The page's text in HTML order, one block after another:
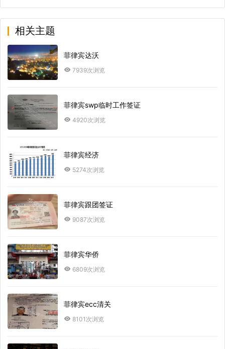
相关主题
菲律宾达沃
7939次浏览
菲律宾swp临时工作签证
4920次浏览
菲律宾经济
5274次浏览
菲律宾跟团签证
9087次浏览
菲律宾华侨
6809次浏览
菲律宾ecc清关
8101次浏览